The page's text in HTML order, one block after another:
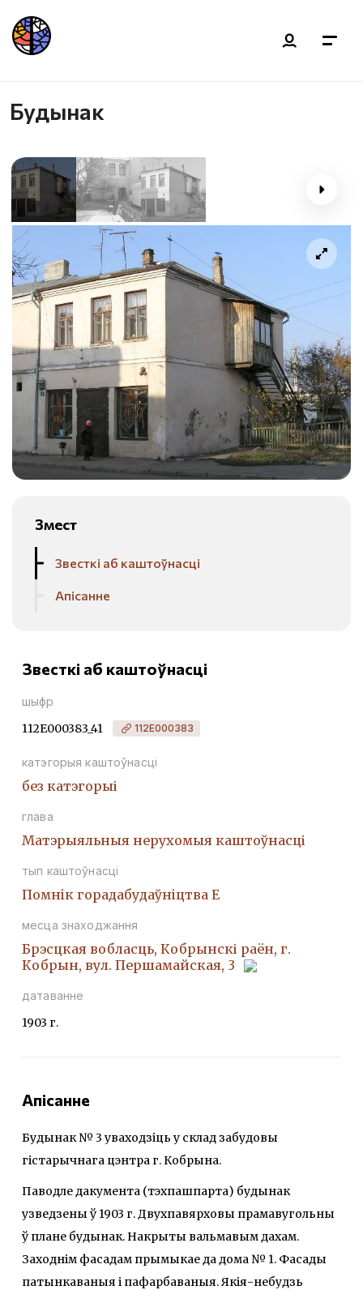
Будынак
Змест
Звесткі аб каштоўнасці
Апісанне
Звесткі аб каштоўнасці
шыфр
112Е000383_41 112Е000383
катэгорыя каштоўнасці
без катэгорыі
глава
Матэрыяльныя нерухомыя каштоўнасці
тып каштоўнасці
Помнiк горадабудаўнiцтва Е
месца знаходжання
Брэсцкая вобласць, Кобрынскі раён, г.
Кобрын, вул. Першамайская, 3
датаванне
1903 г.
Апісанне
Будынак № 3 уваходзіць у склад забудовы
гістарычнага цэнтра г. Кобрына.
Паводле дакумента (тэхпашпарта) будынак
узведзены ў 1903 г. Двухпавярховы прамавугольны
ў плане будынак. Накрыты вальмавым дахам.
Заходнім фасадам прымыкае да дома № 1. Фасады
патынкаваныя і пафарбаваныя. Якія-небудзь